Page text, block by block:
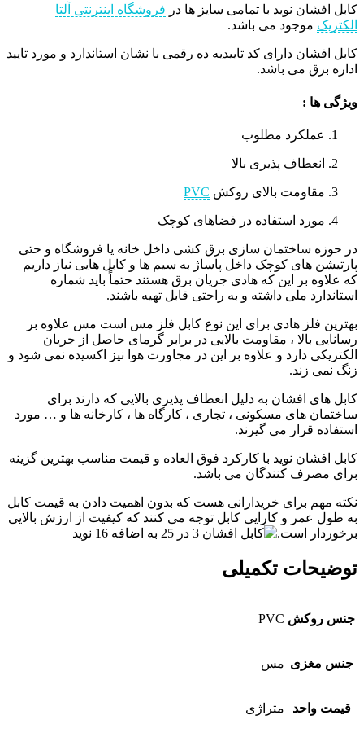
کابل افشان نوید با تمامی سایز ها در فروشگاه اینترنتی آلتا
الکتریک موجود می باشد.
کابل افشان دارای کد تاییدیه ده رقمی با نشان استاندارد و مورد تایید
اداره برق می باشد.
ویژگی ها :
عملکرد مطلوب
انعطاف پذیری بالا
مقاومت بالای روکش PVC
مورد استفاده در فضاهای کوچک
در حوزه ساختمان سازی برق کشی داخل خانه یا فروشگاه و حتی
پارتیشن های کوچک داخل پاساژ به سیم ها و کابل هایی نیاز داریم
که علاوه بر این که هادی جریان برق هستند حتماً باید شماره
استاندارد ملی داشته و به راحتی قابل تهیه باشند.
بهترین فلز هادی برای این نوع کابل فلز مس است مس علاوه بر
رسانایی بالا ، مقاومت بالایی در برابر گرمای حاصل از جریان
الکتریکی دارد و علاوه بر این در مجاورت هوا نیز اکسیده نمی شود و
زنگ نمی زند.
کابل های افشان به دلیل انعطاف پذیری بالایی که دارند برای
ساختمان های مسکونی ، تجاری ، کارگاه ها ، کارخانه ها و … مورد
استفاده قرار می گیرند.
کابل افشان نوید با کارکرد فوق العاده و قیمت مناسب بهترین گزینه
برای مصرف کنندگان می باشد.
نکته مهم برای خریدارانی هست که بدون اهمیت دادن به قیمت کابل
به طول عمر و کارایی کابل توجه می کنند که کیفیت از ارزش بالایی
برخوردار است.
توضیحات تکمیلی
جنس روکش PVC
جنس مغزی مس
قیمت واحد متراژی